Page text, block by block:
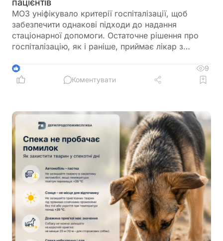
пацієнтів
МОЗ уніфікувало критерії госпіталізації, щоб
забезпечити однакові підходи до надання
стаціонарної допомоги. Остаточне рішення про
госпіталізацію, як і раніше, приймає лікар з
3
9
Коментувати